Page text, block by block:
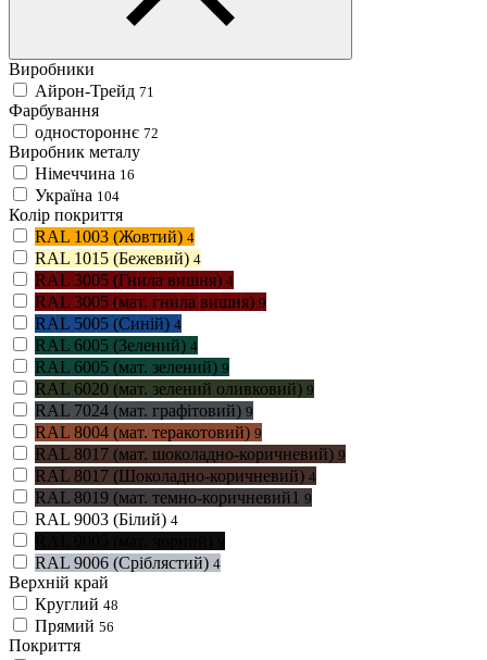
Виробники
Айрон-Трейд 71
Фарбування
одностороннє 72
Виробник металу
Німеччина 16
Україна 104
Колір покриття
RAL 1003 (Жовтий) 4
RAL 1015 (Бежевий) 4
RAL 3005 (Гнила вишня) 4
RAL 3005 (мат. гнила вишня) 9
RAL 5005 (Синій) 4
RAL 6005 (Зелений) 4
RAL 6005 (мат. зелений) 9
RAL 6020 (мат. зелений оливковий) 9
RAL 7024 (мат. графітовий) 9
RAL 8004 (мат. теракотовий) 9
RAL 8017 (мат. шоколадно-коричневий) 9
RAL 8017 (Шоколадно-коричневий) 4
RAL 8019 (мат. темно-коричневий1 9
RAL 9003 (Білий) 4
RAL 9006 (Сріблястий) 4
Верхній край
Круглий 48
Прямий 56
Покриття